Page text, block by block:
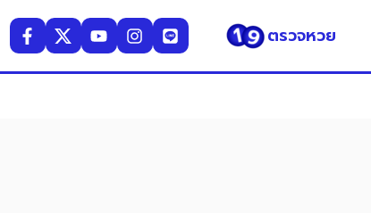
ตรวจหวย